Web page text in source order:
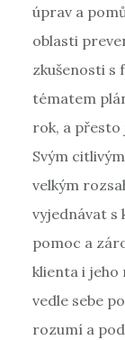
úprav a
oblasti
zkušenosti s
tématem
rok, a přesto
Svým
velkým
vyjednávat s
pomoc a
klienta i jeho
vedle sebe
rozumí a